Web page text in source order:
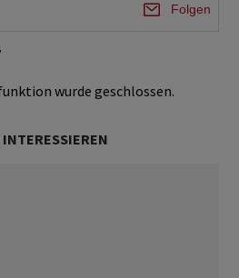
Folgen
wurde geschlossen.